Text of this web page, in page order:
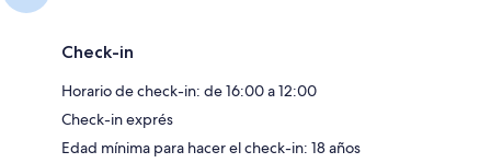
Check-in
Horario de check-in: de 16:00 a 12:00
Check-in exprés
Edad mínima para hacer el check-in: 18 años